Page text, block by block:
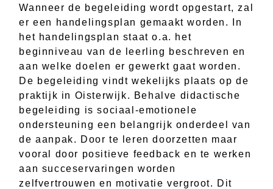
Wanneer de begeleiding wordt opgestart, zal
er een handelingsplan gemaakt worden. In
het handelingsplan staat o.a. het
beginniveau van de leerling beschreven en
aan welke doelen er gewerkt gaat worden.
De begeleiding vindt wekelijks plaats op de
praktijk in Oisterwijk. Behalve didactische
begeleiding is sociaal-emotionele
ondersteuning een belangrijk onderdeel van
de aanpak. Door te leren doorzetten maar
vooral door positieve feedback en te werken
aan succeservaringen worden
zelfvertrouwen en motivatie vergroot. Dit